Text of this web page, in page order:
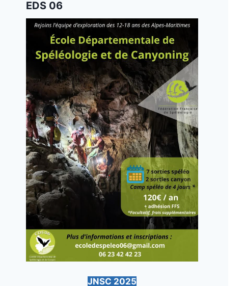
EDS 06
JNSC 2025